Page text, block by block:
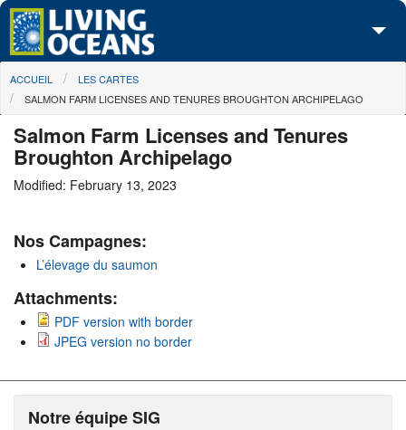
Skip to main content
À propos de nous
Centre des Médias
Passez à l'action
You are here
ACCUEIL
LES CARTES
SALMON FARM LICENSES AND TENURES BROUGHTON ARCHIPELAGO
Salmon Farm Licenses and Tenures
Broughton Archipelago
Modified: February 13, 2023
Nos Campagnes:
L’élevage du saumon
Attachments:
PDF version with border
JPEG version no border
Notre équipe SIG